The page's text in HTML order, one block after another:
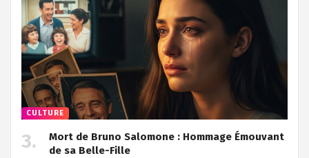
CULTURE
Mort de Bruno Salomone : Hommage Émouvant
de sa Belle-Fille